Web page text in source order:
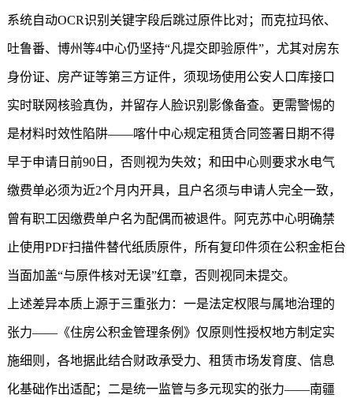
系统自动OCR识别关键字段后跳过原件比对；而克拉玛依、
吐鲁番、博州等4中心仍坚持“凡提交即验原件”，尤其对房东
身份证、房产证等第三方证件，须现场使用公安人口库接口
实时联网核验真伪，并留存人脸识别影像备查。更需警惕的
是材料时效性陷阱——喀什中心规定租赁合同签署日期不得
早于申请日前90日，否则视为失效；和田中心则要求水电气
缴费单必须为近2个月内开具，且户名须与申请人完全一致，
曾有职工因缴费单户名为配偶而被退件。阿克苏中心明确禁
止使用PDF扫描件替代纸质原件，所有复印件须在公积金柜台
当面加盖“与原件核对无误”红章，否则视同未提交。
上述差异本质上源于三重张力：一是法定权限与属地治理的
张力——《住房公积金管理条例》仅原则性授权地方制定实
施细则，各地据此结合财政承受力、租赁市场发育度、信息
化基础作出适配；二是统一监管与多元现实的张力——南疆